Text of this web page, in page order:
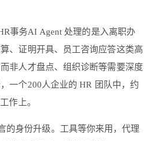
事务AI Agent 处理的是入离职办
、证明开具、员工咨询应答这类高
非人才盘点、组织诊断等需要深度
一个200人企业的 HR 团队中，约
作上。
的身份升级。工具等你来用，代理